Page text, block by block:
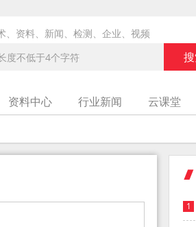
、资料、新闻、检测、企业、视频
资料中心 行业新闻 云课堂